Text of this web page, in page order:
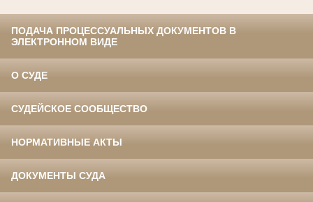
ПОДАЧА ПРОЦЕССУАЛЬНЫХ ДОКУМЕНТОВ В
ЭЛЕКТРОННОМ ВИДЕ
О СУДЕ
СУДЕЙСКОЕ СООБЩЕСТВО
НОРМАТИВНЫЕ АКТЫ
ДОКУМЕНТЫ СУДА